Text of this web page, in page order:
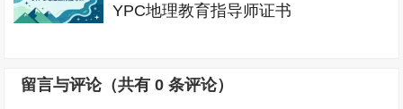
YPC地理教育指导师证书
留言与评论（共有0 条评论）